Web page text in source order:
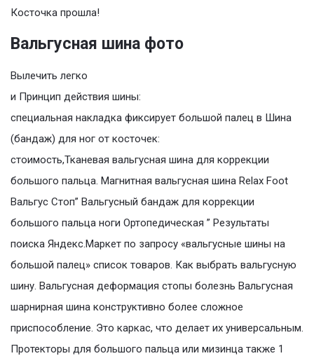
Косточка прошла!
Вальгусная шина фото
Вылечить легко
и Принцип действия шины:
специальная накладка фиксирует большой палец в Шина
(бандаж) для ног от косточек:
стоимость,Тканевая вальгусная шина для коррекции
большого пальца. Магнитная вальгусная шина Relax Foot
Вальгус Стоп” Вальгусный бандаж для коррекции
большого пальца ноги Ортопедическая ” Результаты
поиска Яндекс.Маркет по запросу «вальгусные шины на
большой палец» список товаров. Как выбрать вальгусную
шину. Вальгусная деформация стопы болезнь Вальгусная
шарнирная шина конструктивно более сложное
приспособление. Это каркас, что делает их универсальным.
Протекторы для большого пальца или мизинца также 1